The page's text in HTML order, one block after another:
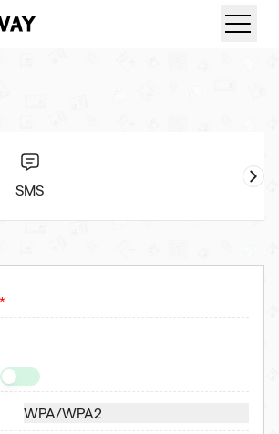
SMS
Is Hidden
WPA/WPA2